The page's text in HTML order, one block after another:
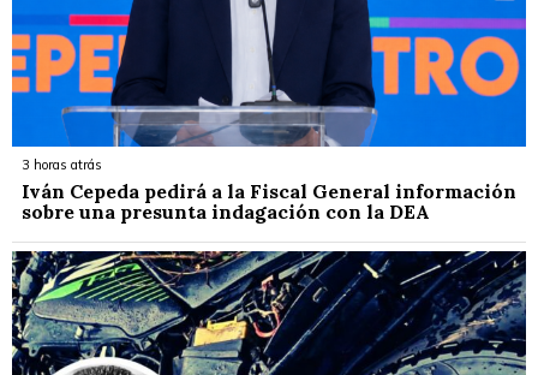
3 horas atrás
Iván Cepeda pedirá a la Fiscal General información
sobre una presunta indagación con la DEA